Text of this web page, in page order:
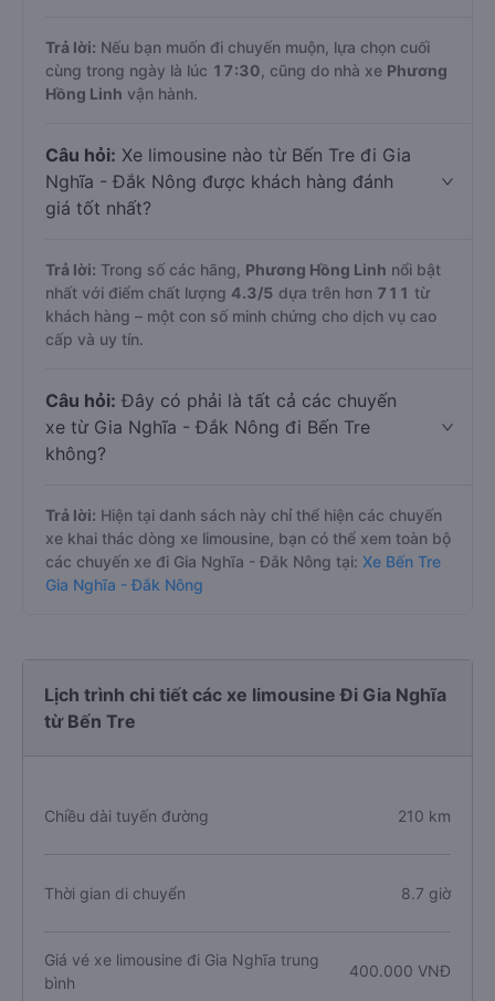
Trả lời: Nếu bạn muốn đi chuyến muộn, lựa chọn cuối
cùng trong ngày là lúc 17:30 , cũng do nhà xe Phương
Hồng Linh vận hành.
Câu hỏi: Xe limousine nào từ Bến Tre đi Gia
Nghĩa - Đắk Nông được khách hàng đánh
giá tốt nhất?
Trả lời: Trong số các hãng, Phương Hồng Linh nổi bật
nhất với điểm chất lượng 4.3/5 dựa trên hơn 711 từ
khách hàng – một con số minh chứng cho dịch vụ cao
cấp và uy tín.
Câu hỏi: Đây có phải là tất cả các chuyến
xe từ Gia Nghĩa - Đắk Nông đi Bến Tre
không?
Trả lời: Hiện tại danh sách này chỉ thể hiện các chuyến
xe khai thác dòng xe limousine, bạn có thể xem toàn bộ
các chuyến xe đi Gia Nghĩa - Đắk Nông tại: Xe Bến Tre
Gia Nghĩa - Đắk Nông
Lịch trình chi tiết các xe limousine Đi Gia Nghĩa
từ Bến Tre
Chiều dài tuyến đường 210 km
Thời gian di chuyển 8.7 giờ
Giá vé xe limousine đi Gia Nghĩa trung
bình
400.000 VNĐ